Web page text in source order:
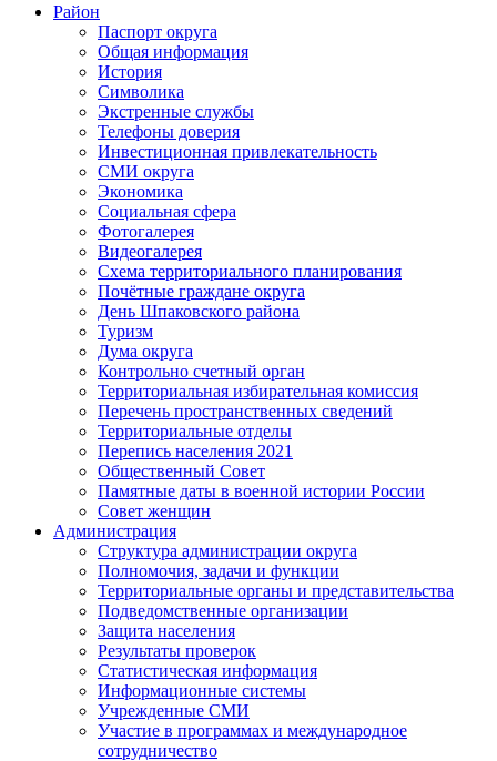
Район
Паспорт округа
Общая информация
История
Символика
Экстренные службы
Телефоны доверия
Инвестиционная привлекательность
СМИ округа
Экономика
Социальная сфера
Фотогалерея
Видеогалерея
Схема территориального планирования
Почётные граждане округа
День Шпаковского района
Туризм
Дума округа
Контрольно счетный орган
Территориальная избирательная комиссия
Перечень пространственных сведений
Территориальные отделы
Перепись населения 2021
Общественный Совет
Памятные даты в военной истории России
Совет женщин
Администрация
Структура администрации округа
Полномочия, задачи и функции
Территориальные органы и представительства
Подведомственные организации
Защита населения
Результаты проверок
Статистическая информация
Информационные системы
Учрежденные СМИ
Участие в программах и международное
сотрудничество